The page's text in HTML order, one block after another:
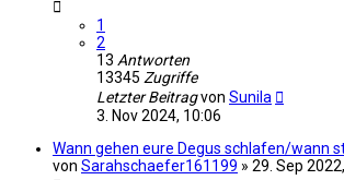
1
2
13 Antworten
13345 Zugriffe
Letzter Beitragvon Sunila
3. Nov 2024, 10:06
Wann gehen eure Degus schlafen/wann
von Sarahschaefer161199 » 29. Sep